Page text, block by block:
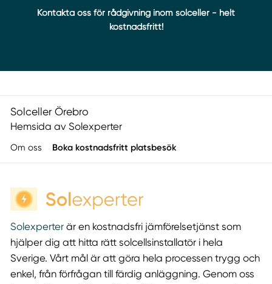
Kontakta oss för rådgivning inom solceller - helt
kostnadsfritt!
Solceller Örebro
Hemsida av Solexperter
Om oss Boka kostnadsfritt platsbesök
Solexperterär en kostnadsfri jämförelsetjänst som
hjälper dig att hitta rätt solcellsinstallatör i hela
Sverige. Vårt mål är att göra hela processen trygg och
enkel, från förfrågan till färdig anläggning. Genom oss